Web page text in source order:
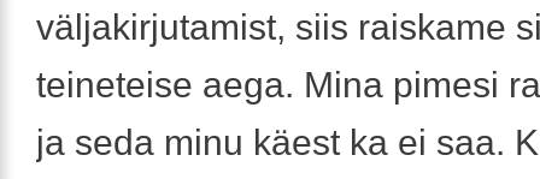
väljakirjutamist, siis raiskame
teineteise aega. Mina pimesi
ja seda minu käest ka ei saa.